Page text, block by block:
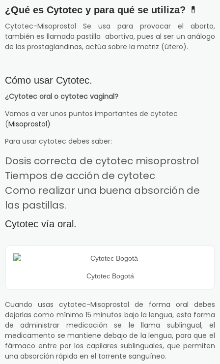
¿Qué es Cytotec y para qué se utiliza? 💊
Cytotec-Misoprostol Se usa para provocar el aborto,
también es llamada pastilla abortiva, pues al ser un análogo
de las prostaglandinas, actúa sobre la matriz (útero).
Cómo usar Cytotec.
¿Cytotec oral o cytotec vaginal?
Vamos a ver unos puntos importantes de cytotec
(Misoprostol)
Para usar cytotec debes saber:
Dosis correcta de cytotec misoprostrol
Tiempos de acción de cytotec
Como realizar una buena absorción de
las pastillas.
Cytotec vía oral.
Cytotec Bogotá
Cuando usas cytotec-Misoprostol de forma oral debes
dejarlas como mínimo 15 minutos bajo la lengua, esta forma
de administrar medicación se le llama sublingual, el
medicamento se mantiene debajo de la lengua, para que el
fármaco entre por los capilares sublinguales, que permiten
una absorción rápida en el torrente sanguíneo.